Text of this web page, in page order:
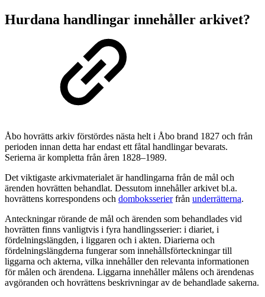
Hurdana handlingar innehåller arkivet?
Åbo hovrätts arkiv förstördes nästa helt i Åbo brand 1827 och från
perioden innan detta har endast ett fåtal handlingar bevarats.
Serierna är kompletta från åren 1828–1989.
Det viktigaste arkivmaterialet är handlingarna från de mål och
ärenden hovrätten behandlat. Dessutom innehåller arkivet bl.a.
hovrättens korrespondens och domboksserierfrån underrätterna.
Anteckningar rörande de mål och ärenden som behandlades vid
hovrätten finns vanligtvis i fyra handlingsserier: i diariet, i
fördelningslängden, i liggaren och i akten. Diarierna och
fördelningslängderna fungerar som innehållsförteckningar till
liggarna och akterna, vilka innehåller den relevanta informationen
för målen och ärendena. Liggarna innehåller målens och ärendenas
avgöranden och hovrättens beskrivningar av de behandlade sakerna.